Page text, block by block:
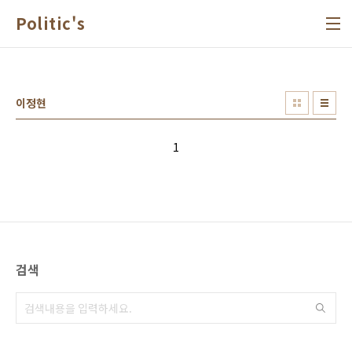
Politic's
이정현
1
검색